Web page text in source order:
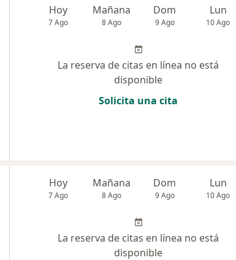
Hoy
7 Ago
Mañana
8 Ago
Dom
9 Ago
Lun
10 Ago
La reserva de citas en línea no está
disponible
Solicita una cita
Hoy
7 Ago
Mañana
8 Ago
Dom
9 Ago
Lun
10 Ago
La reserva de citas en línea no está
disponible